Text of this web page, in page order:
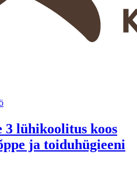
3 lühikoolitus koos
ja toiduhügieeni